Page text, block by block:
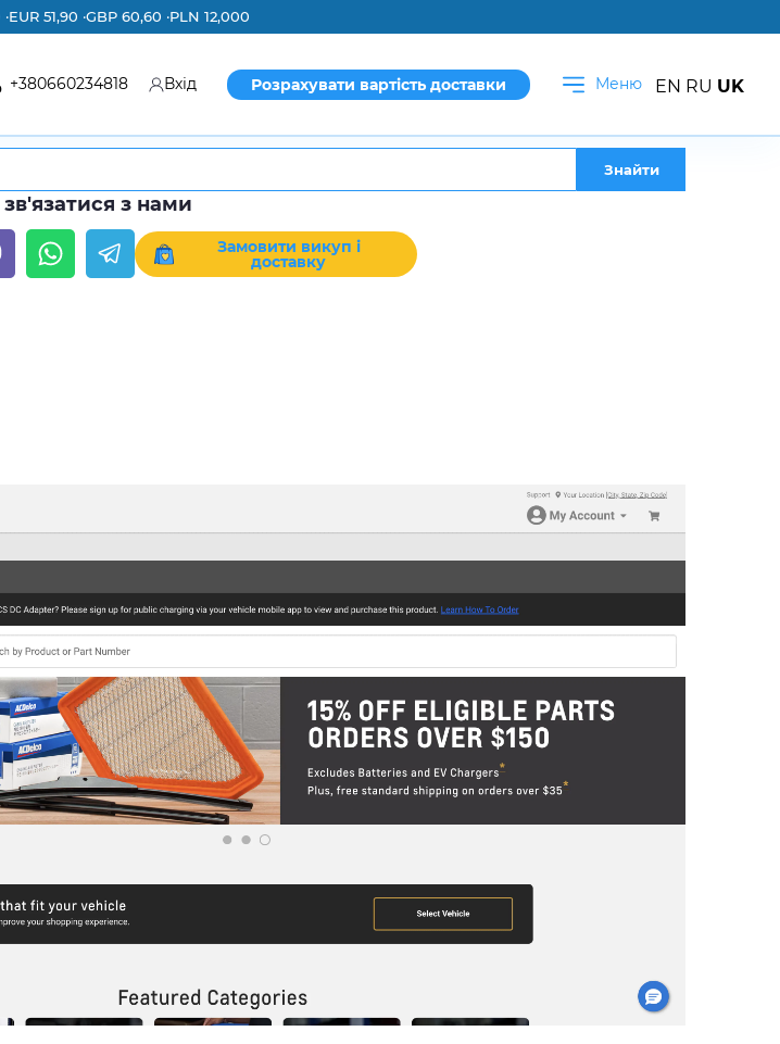
EUR 51,90 ·GBP 60,60 ·PLN 12,000
+380660234818 Вхід Розрахувати вартість доставки Меню
Знайти
з нами
Замовити викуп і
доставку
EN RU UK